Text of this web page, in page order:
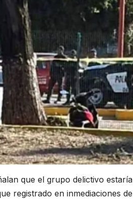
que el grupo delictivo
registrado en inmediaciones